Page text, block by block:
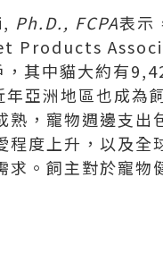
Ph.D., FCPA表示
Products
其中貓大約有
亞洲地區也成為
，寵物週邊支出
度上升，以及
。飼主對於寵物